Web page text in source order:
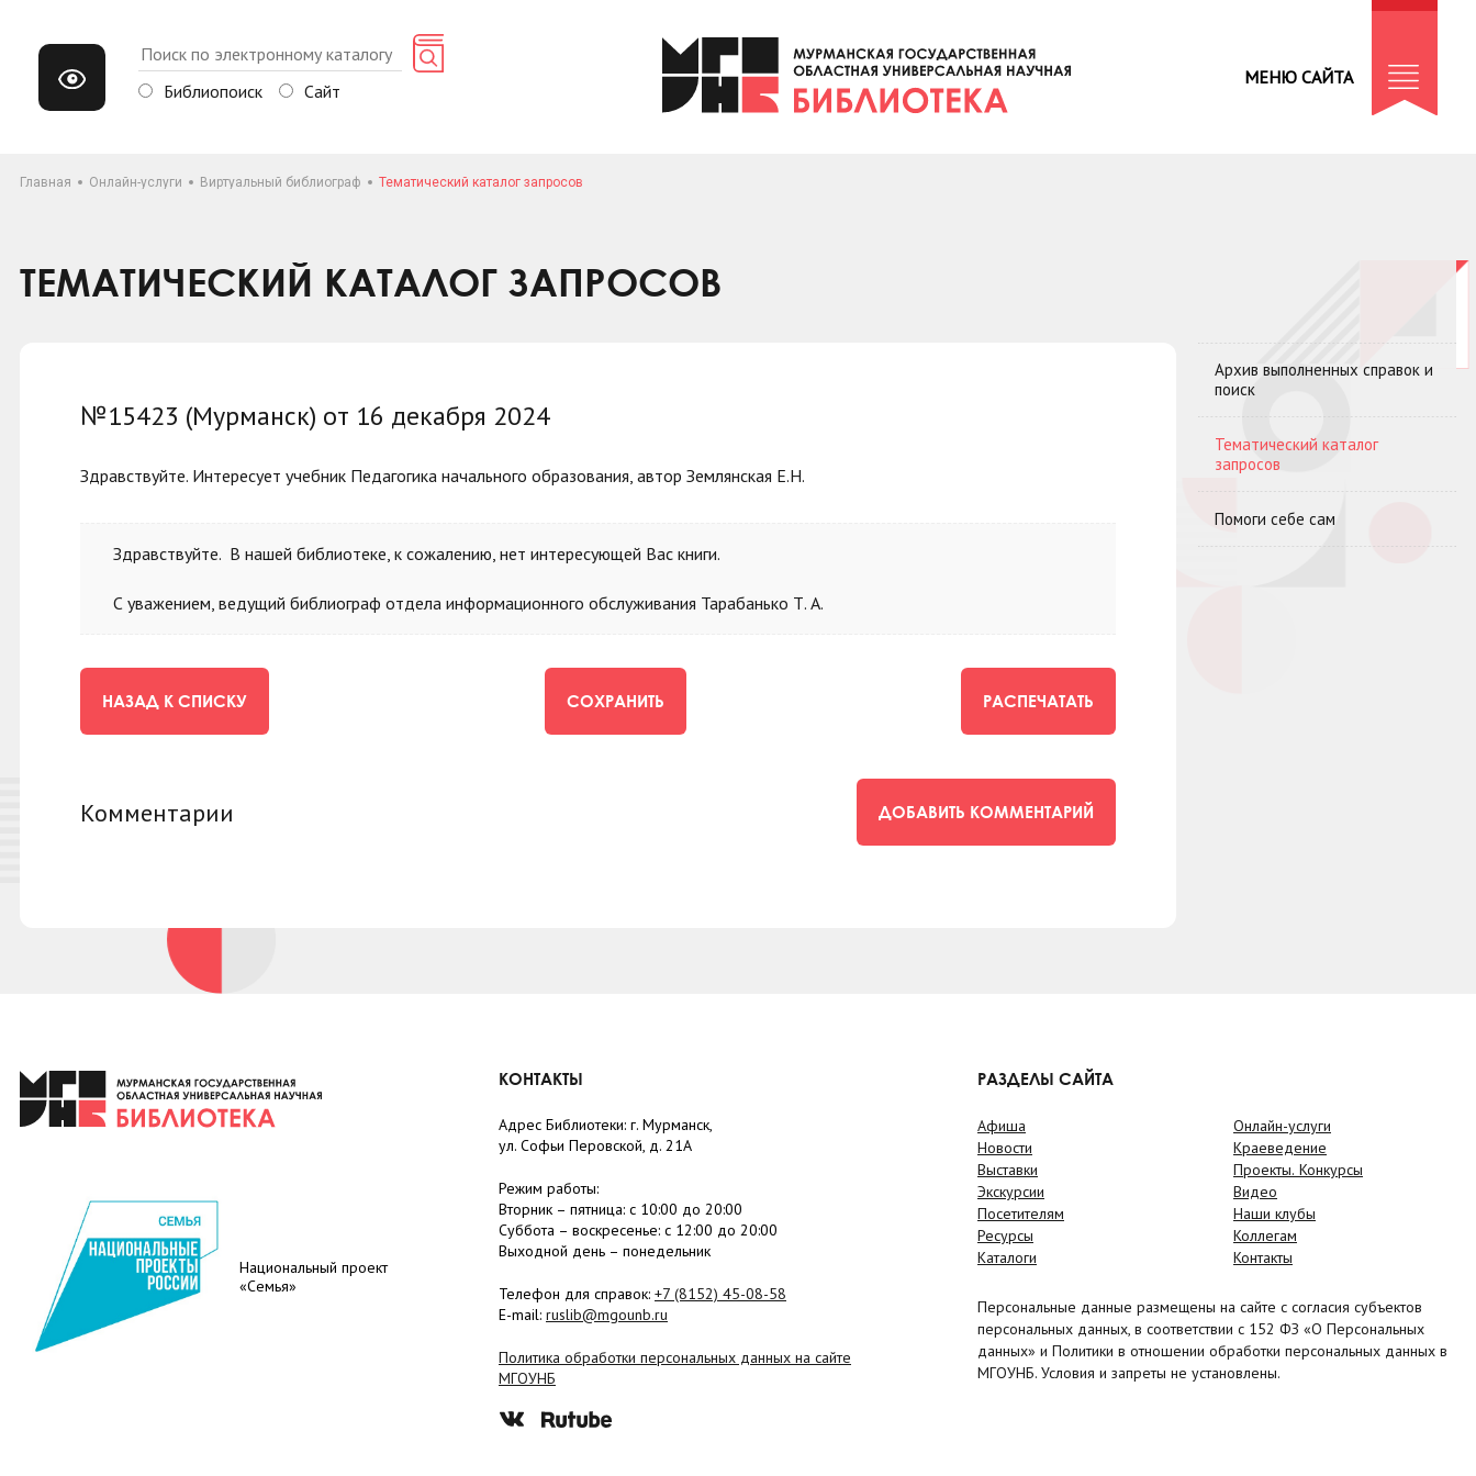
Библиопоиск Сайт
МЕНЮ САЙТА
Главная Онлайн-услуги Виртуальный библиограф Тематический каталог запросов
ТЕМАТИЧЕСКИЙ КАТАЛОГ ЗАПРОСОВ
№15423 (Мурманск) от 16 декабря 2024
Здравствуйте. Интересует учебник Педагогика начального образования, автор Землянская Е.Н.
Здравствуйте. В нашей библиотеке, к сожалению, нет интересующей Вас книги.
С уважением, ведущий библиограф отдела информационного обслуживания Тарабанько Т. А.
НАЗАД К СПИСКУ СОХРАНИТЬ РАСПЕЧАТАТЬ
Комментарии ДОБАВИТЬ КОММЕНТАРИЙ
Архив выполненных справок и
поиск
Тематический каталог
запросов
Помоги себе сам
Национальный проект
«Семья»
КОНТАКТЫ
Адрес Библиотеки: г. Мурманск,
ул. Софьи Перовской, д. 21А
Режим работы:
Вторник – пятница: с 10:00 до 20:00
Суббота – воскресенье: c 12:00 до 20:00
Выходной день – понедельник
Телефон для справок: +7 (8152) 45-08-58
E-mail: ruslib@mgounb.ru
Политика обработки персональных данных на сайте
МГОУНБ
РАЗДЕЛЫ САЙТА
Афиша
Новости
Выставки
Экскурсии
Посетителям
Ресурсы
Каталоги
Онлайн-услуги
Краеведение
Проекты. Конкурсы
Видео
Наши клубы
Коллегам
Контакты
Персональные данные размещены на сайте с согласия субъектов
персональных данных, в соответствии с 152 ФЗ «О Персональных
данных» и Политики в отношении обработки персональных данных в
МГОУНБ. Условия и запреты не установлены.